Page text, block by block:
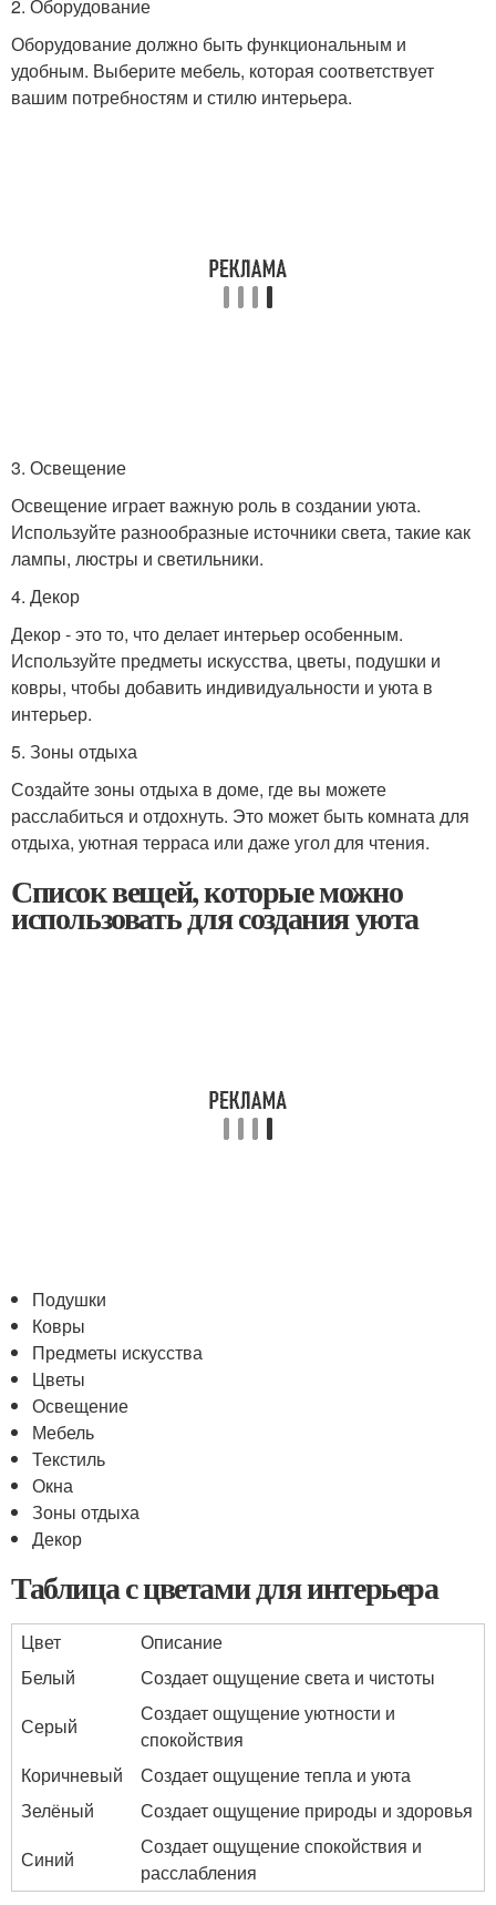
2. Оборудование
Оборудование должно быть функциональным и
удобным. Выберите мебель, которая соответствует
вашим потребностям и стилю интерьера.
3. Освещение
Освещение играет важную роль в создании уюта.
Используйте разнообразные источники света, такие как
лампы, люстры и светильники.
4. Декор
Декор - это то, что делает интерьер особенным.
Используйте предметы искусства, цветы, подушки и
ковры, чтобы добавить индивидуальности и уюта в
интерьер.
5. Зоны отдыха
Создайте зоны отдыха в доме, где вы можете
расслабиться и отдохнуть. Это может быть комната для
отдыха, уютная терраса или даже угол для чтения.
Список вещей, которые можно
использовать для создания уюта
Подушки
Ковры
Предметы искусства
Цветы
Освещение
Мебель
Текстиль
Окна
Зоны отдыха
Декор
Таблица с цветами для интерьера
Цвет
Описание
Белый
Создает ощущение света и чистоты
Серый
Создает ощущение уютности и
спокойствия
Коричневый
Создает ощущение тепла и уюта
Зелёный
Создает ощущение природы и здоровья
Синий
Создает ощущение спокойствия и
расслабления